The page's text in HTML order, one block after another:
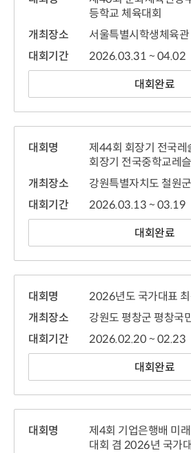
등학교 체육대회
개최장소
서울특별시학생체육관
대회기간
2026.03.31 ~ 04.02
대회완료
대회명
제44회 회장기 전국레
회장기 전국중학교레
개최장소
강원특별자치도 철원
대회기간
2026.03.13 ~ 03.19
대회완료
대회명
2026년도 국가대표 최
개최장소
강원도 평창군 평창국
대회기간
2026.02.20 ~ 02.23
대회완료
대회명
제4회 기업은행배 미
대회 겸 2026년 국가